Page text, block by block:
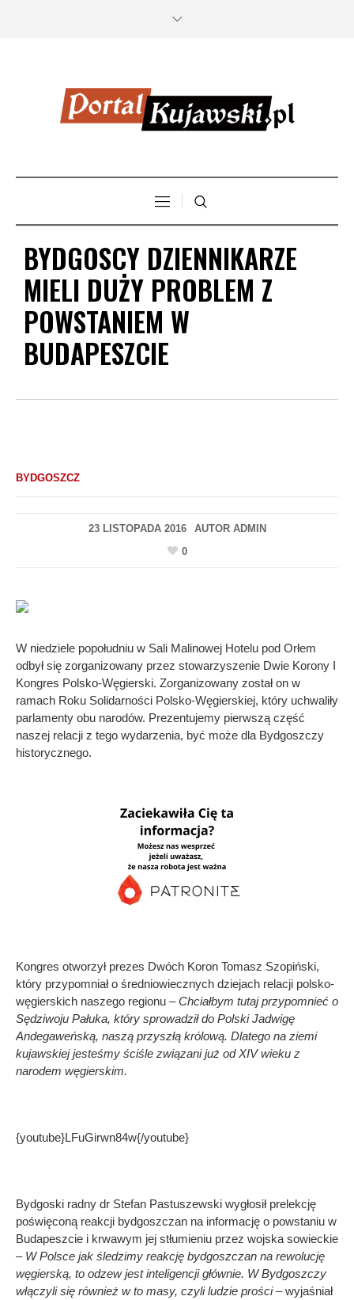
BYDGOSCY DZIENNIKARZE
MIELI DUŻY PROBLEM Z
POWSTANIEM W
BUDAPESZCIE
BYDGOSZCZ
23 LISTOPADA 2016 AUTOR ADMIN
0
W niedziele popołudniu w Sali Malinowej Hotelu pod Orłem
odbył się zorganizowany przez stowarzyszenie Dwie Korony I
Kongres Polsko-Węgierski. Zorganizowany został on w
ramach Roku Solidarności Polsko-Węgierskiej, który uchwaliły
parlamenty obu narodów. Prezentujemy pierwszą część
naszej relacji z tego wydarzenia, być może dla Bydgoszczy
historycznego.
Kongres otworzył prezes Dwóch Koron Tomasz Szopiński,
który przypomniał o średniowiecznych dziejach relacji polsko-
węgierskich naszego regionu – Chciałbym tutaj przypomnieć o
Sędziwoju Pałuka, który sprowadził do Polski Jadwigę
Andegaweńską, naszą przyszłą królową. Dlatego na ziemi
kujawskiej jesteśmy ściśle związani już od XIV wieku z
narodem węgierskim.
{youtube}LFuGirwn84w{/youtube}
Bydgoski radny dr Stefan Pastuszewski wygłosił prelekcję
poświęconą reakcji bydgoszczan na informację o powstaniu w
Budapeszcie i krwawym jej stłumieniu przez wojska sowieckie
– W Polsce jak śledzimy reakcję bydgoszczan na rewolucję
węgierską, to odzew jest inteligencji głównie. W Bydgoszczy
włączyli się również w to masy, czyli ludzie prości– wyjaśniał